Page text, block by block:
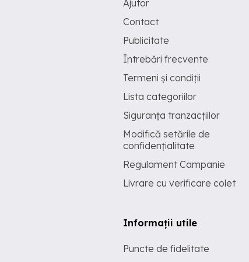
Ajutor
Contact
Publicitate
Întrebări frecvente
Termeni și condiții
Lista categoriilor
Siguranța tranzacțiilor
Modifică setările de
confidențialitate
Regulament Campanie
Livrare cu verificare colet
Informații utile
Puncte de fidelitate